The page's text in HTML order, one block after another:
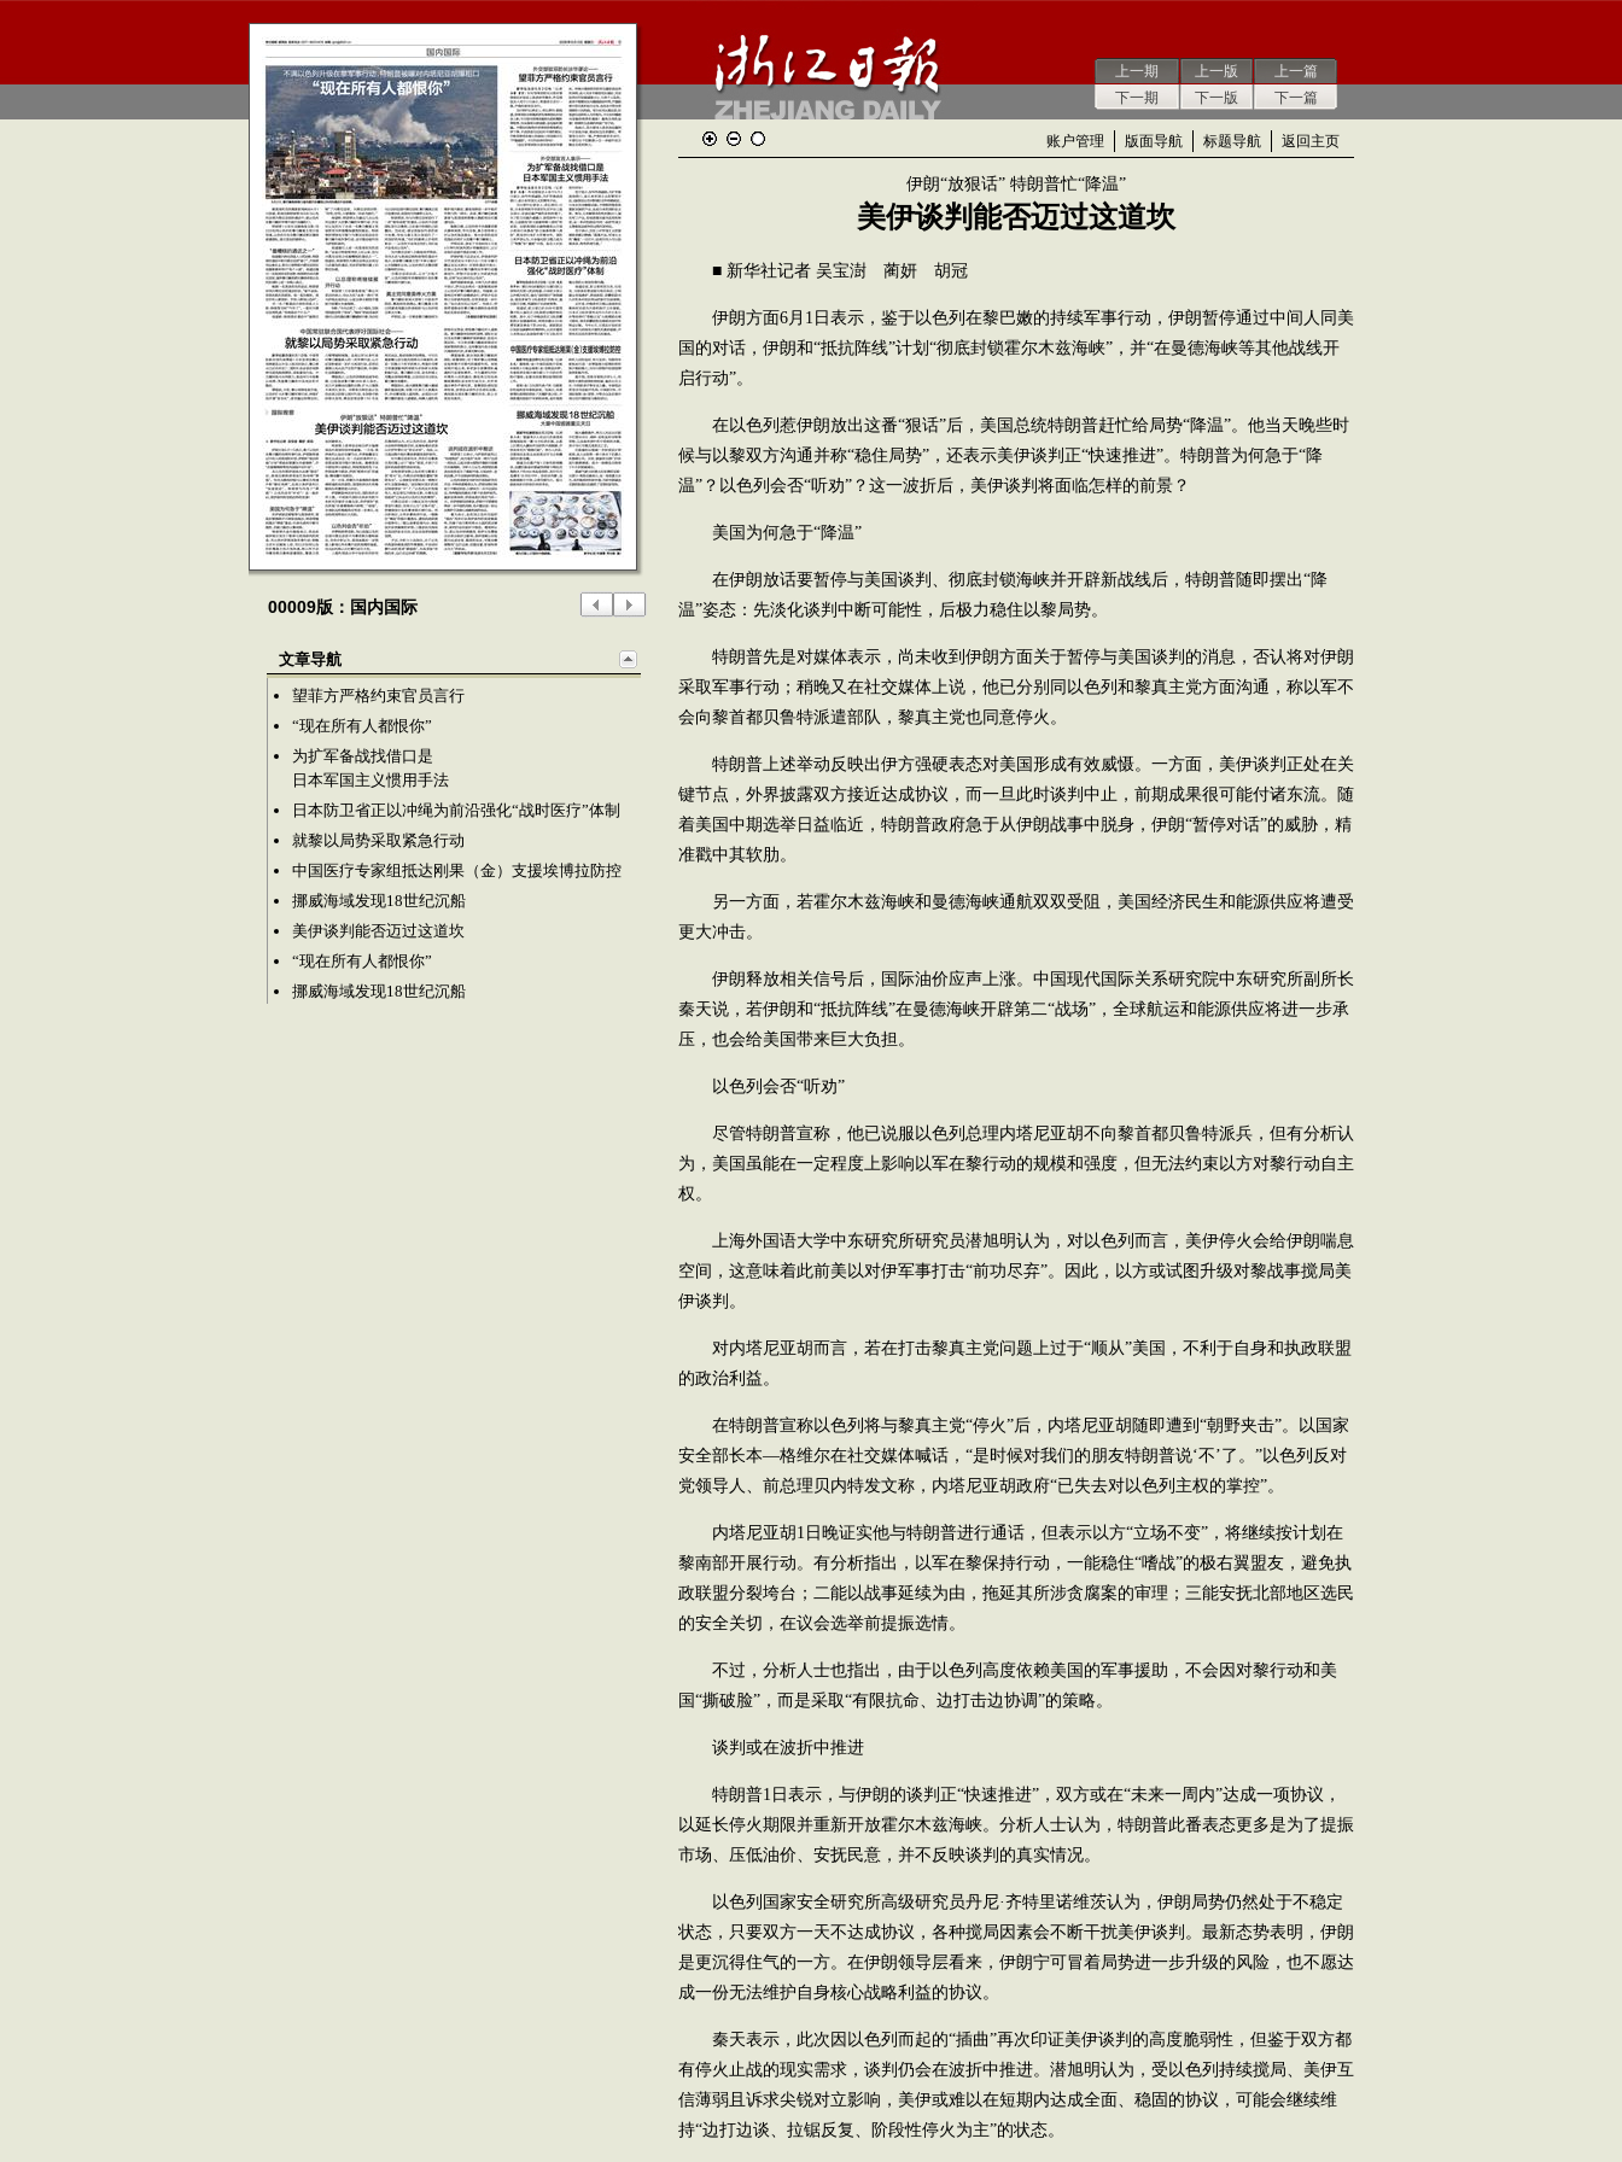
上一期
下一期
上一版
下一版
上一篇
下一篇
00009版：国内国际
文章导航
望菲方严格约束官员言行
“现在所有人都恨你”
为扩军备战找借口是
日本军国主义惯用手法
日本防卫省正以冲绳为前沿强化“战时医疗”体制
就黎以局势采取紧急行动
中国医疗专家组抵达刚果（金）支援埃博拉防控
挪威海域发现18世纪沉船
美伊谈判能否迈过这道坎
“现在所有人都恨你”
挪威海域发现18世纪沉船
账户管理 版面导航 标题导航 返回主页
伊朗“放狠话” 特朗普忙“降温”
美伊谈判能否迈过这道坎
■ 新华社记者 吴宝澍 蔺妍 胡冠
伊朗方面6月1日表示，鉴于以色列在黎巴嫩的持续军事行动，伊朗暂停通过中间人同美
国的对话，伊朗和“抵抗阵线”计划“彻底封锁霍尔木兹海峡”，并“在曼德海峡等其他战线开
启行动”。
在以色列惹伊朗放出这番“狠话”后，美国总统特朗普赶忙给局势“降温”。他当天晚些时
候与以黎双方沟通并称“稳住局势”，还表示美伊谈判正“快速推进”。特朗普为何急于“降
温”？以色列会否“听劝”？这一波折后，美伊谈判将面临怎样的前景？
美国为何急于“降温”
在伊朗放话要暂停与美国谈判、彻底封锁海峡并开辟新战线后，特朗普随即摆出“降
温”姿态：先淡化谈判中断可能性，后极力稳住以黎局势。
特朗普先是对媒体表示，尚未收到伊朗方面关于暂停与美国谈判的消息，否认将对伊朗
采取军事行动；稍晚又在社交媒体上说，他已分别同以色列和黎真主党方面沟通，称以军不
会向黎首都贝鲁特派遣部队，黎真主党也同意停火。
特朗普上述举动反映出伊方强硬表态对美国形成有效威慑。一方面，美伊谈判正处在关
键节点，外界披露双方接近达成协议，而一旦此时谈判中止，前期成果很可能付诸东流。随
着美国中期选举日益临近，特朗普政府急于从伊朗战事中脱身，伊朗“暂停对话”的威胁，精
准戳中其软肋。
另一方面，若霍尔木兹海峡和曼德海峡通航双双受阻，美国经济民生和能源供应将遭受
更大冲击。
伊朗释放相关信号后，国际油价应声上涨。中国现代国际关系研究院中东研究所副所长
秦天说，若伊朗和“抵抗阵线”在曼德海峡开辟第二“战场”，全球航运和能源供应将进一步承
压，也会给美国带来巨大负担。
以色列会否“听劝”
尽管特朗普宣称，他已说服以色列总理内塔尼亚胡不向黎首都贝鲁特派兵，但有分析认
为，美国虽能在一定程度上影响以军在黎行动的规模和强度，但无法约束以方对黎行动自主
权。
上海外国语大学中东研究所研究员潜旭明认为，对以色列而言，美伊停火会给伊朗喘息
空间，这意味着此前美以对伊军事打击“前功尽弃”。因此，以方或试图升级对黎战事搅局美
伊谈判。
对内塔尼亚胡而言，若在打击黎真主党问题上过于“顺从”美国，不利于自身和执政联盟
的政治利益。
在特朗普宣称以色列将与黎真主党“停火”后，内塔尼亚胡随即遭到“朝野夹击”。以国家
安全部长本—格维尔在社交媒体喊话，“是时候对我们的朋友特朗普说‘不’了。”以色列反对
党领导人、前总理贝内特发文称，内塔尼亚胡政府“已失去对以色列主权的掌控”。
内塔尼亚胡1日晚证实他与特朗普进行通话，但表示以方“立场不变”，将继续按计划在
黎南部开展行动。有分析指出，以军在黎保持行动，一能稳住“嗜战”的极右翼盟友，避免执
政联盟分裂垮台；二能以战事延续为由，拖延其所涉贪腐案的审理；三能安抚北部地区选民
的安全关切，在议会选举前提振选情。
不过，分析人士也指出，由于以色列高度依赖美国的军事援助，不会因对黎行动和美
国“撕破脸”，而是采取“有限抗命、边打击边协调”的策略。
谈判或在波折中推进
特朗普1日表示，与伊朗的谈判正“快速推进”，双方或在“未来一周内”达成一项协议，
以延长停火期限并重新开放霍尔木兹海峡。分析人士认为，特朗普此番表态更多是为了提振
市场、压低油价、安抚民意，并不反映谈判的真实情况。
以色列国家安全研究所高级研究员丹尼·齐特里诺维茨认为，伊朗局势仍然处于不稳定
状态，只要双方一天不达成协议，各种搅局因素会不断干扰美伊谈判。最新态势表明，伊朗
是更沉得住气的一方。在伊朗领导层看来，伊朗宁可冒着局势进一步升级的风险，也不愿达
成一份无法维护自身核心战略利益的协议。
秦天表示，此次因以色列而起的“插曲”再次印证美伊谈判的高度脆弱性，但鉴于双方都
有停火止战的现实需求，谈判仍会在波折中推进。潜旭明认为，受以色列持续搅局、美伊互
信薄弱且诉求尖锐对立影响，美伊或难以在短期内达成全面、稳固的协议，可能会继续维
持“边打边谈、拉锯反复、阶段性停火为主”的状态。